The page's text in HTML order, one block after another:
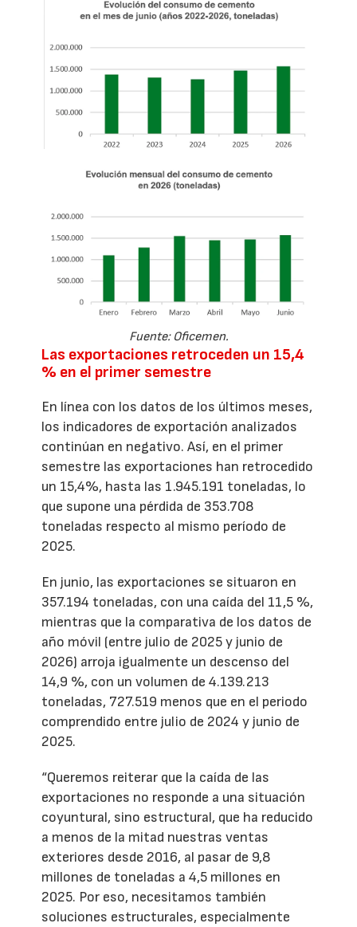
Fuente: Oficemen.
Las exportaciones retroceden un 15,4
% en el primer semestre
En línea con los datos de los últimos meses,
los indicadores de exportación analizados
continúan en negativo. Así, en el primer
semestre las exportaciones han retrocedido
un 15,4%, hasta las 1.945.191 toneladas, lo
que supone una pérdida de 353.708
toneladas respecto al mismo período de
2025.
En junio, las exportaciones se situaron en
357.194 toneladas, con una caída del 11,5 %,
mientras que la comparativa de los datos de
año móvil (entre julio de 2025 y junio de
2026) arroja igualmente un descenso del
14,9 %, con un volumen de 4.139.213
toneladas, 727.519 menos que en el periodo
comprendido entre julio de 2024 y junio de
2025.
“Queremos reiterar que la caída de las
exportaciones no responde a una situación
coyuntural, sino estructural, que ha reducido
a menos de la mitad nuestras ventas
exteriores desde 2016, al pasar de 9,8
millones de toneladas a 4,5 millones en
2025. Por eso, necesitamos también
soluciones estructurales, especialmente